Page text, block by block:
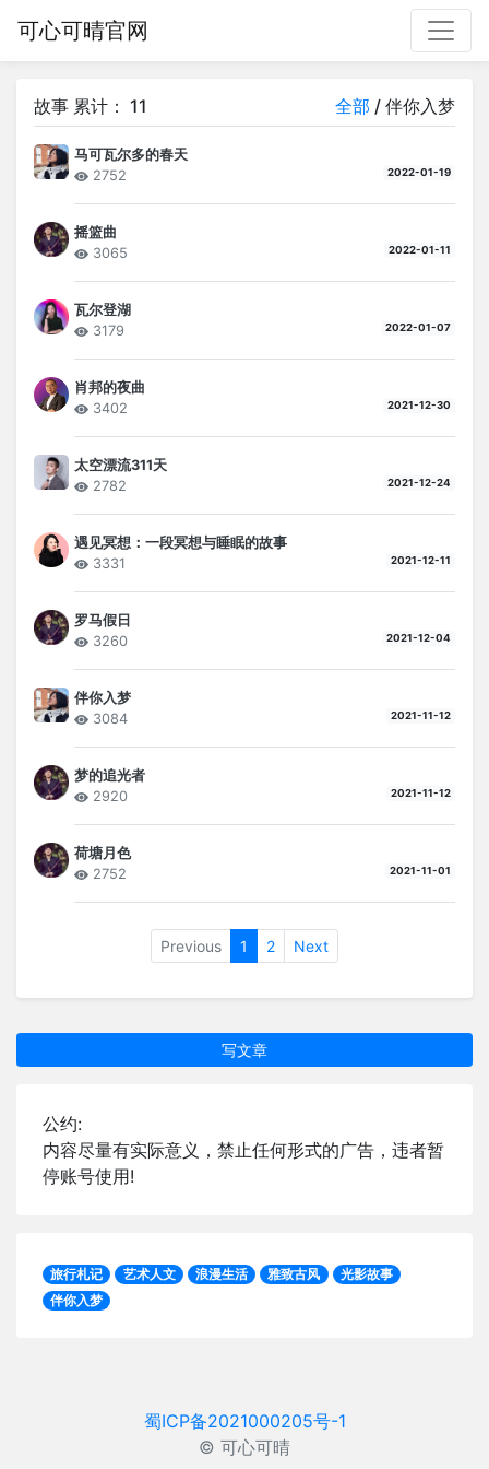
可心可晴官网
故事 累计： 11 全部 / 伴你入梦
马可瓦尔多的春天
2752
2022-01-19
摇篮曲
3065
2022-01-11
瓦尔登湖
3179
2022-01-07
肖邦的夜曲
3402
2021-12-30
太空漂流311天
2782
2021-12-24
遇见冥想：一段冥想与睡眠的故事
3331
2021-12-11
罗马假日
3260
2021-12-04
伴你入梦
3084
2021-11-12
梦的追光者
2920
2021-11-12
荷塘月色
2752
2021-11-01
Previous 1 2 Next
写文章
公约:
内容尽量有实际意义，禁止任何形式的广告，违者暂
停账号使用!
旅行札记 艺术人文 浪漫生活 雅致古风
光影故事
伴你入梦
蜀ICP备2021000205号-1
© 可心可晴